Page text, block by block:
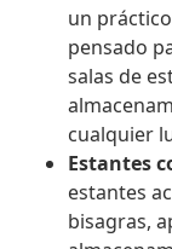
un
pensado
salas de
cualquier
Estantes
estantes
bisagras,